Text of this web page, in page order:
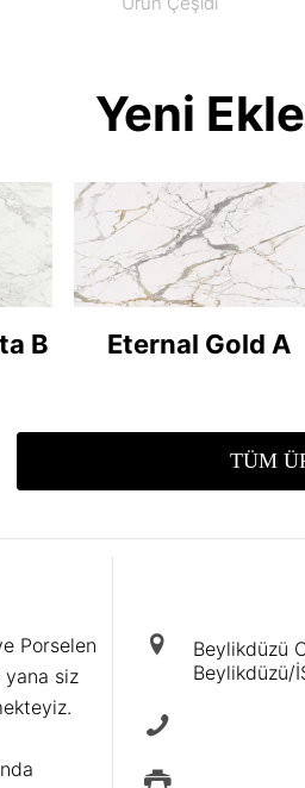
Yeni
B Eternal Gold A
TÜM
Porselen
yana siz
Beylikdüzü
Beylikdüzü/